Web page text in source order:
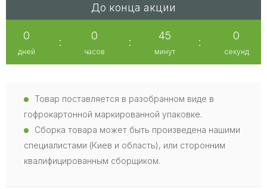
До конца акции
0
дней
:
0
часов
:
44
минут
:
59
секунд
Товар поставляется в разобранном виде в
гофрокартонной маркированной упаковке.
Сборка товара может быть произведена нашими
специалистами (Киев и область), или сторонним
квалифицированным сборщиком.